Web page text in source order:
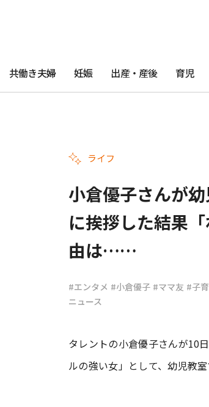
#渡邊大地の令和的ワーパパ道
共働き夫婦 妊娠 出産・産後 育児
ライフ
小倉優子さんが
に挨拶した結果
由は……
#エンタメ #小倉優子 #ママ友 #子
ニュース
タレントの小倉優子さんが10
ルの強い女」として、幼児教